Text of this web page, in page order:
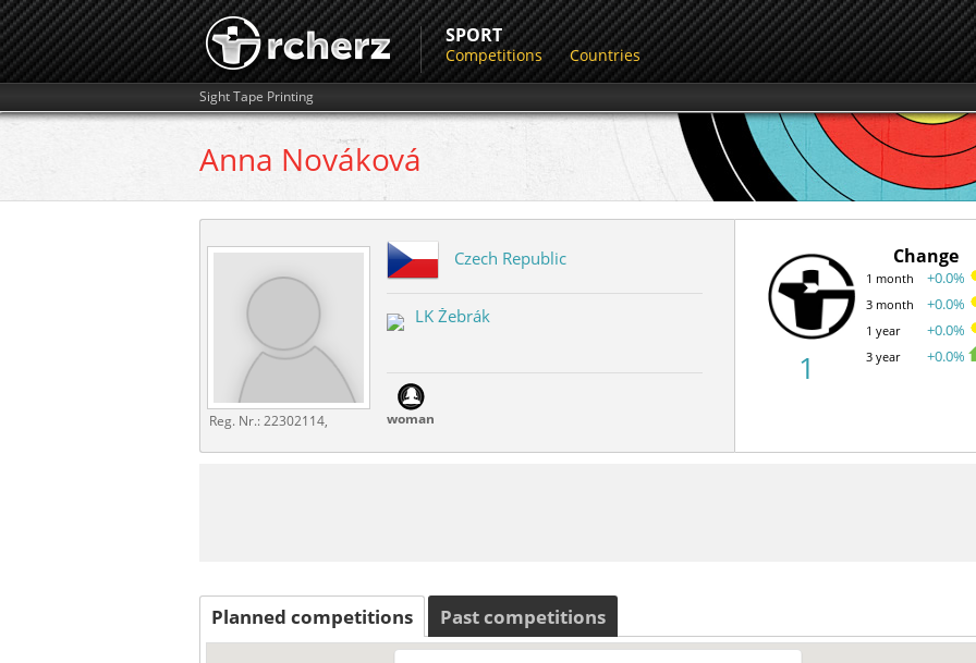
SPORT
Competitions Countries
Sight Tape Printing
Anna Nováková
Reg. Nr.:22302114,
Czech Republic
LK Žebrák
woman
1
Change
1 month
3 month
1 year
3 year
+0.0%
+0.0%
+0.0%
+0.0%
Planned competitions Past competitions